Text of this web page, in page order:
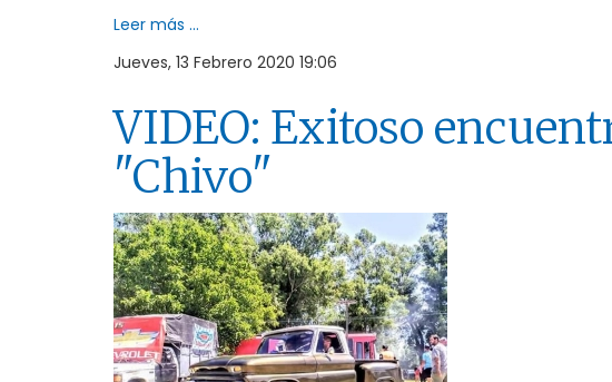
Leer más ...
Jueves, 13 Febrero 2020 19:06
VIDEO: Exitoso
"Chivo"